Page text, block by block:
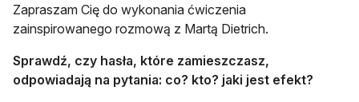
Zapraszam Cię do wykonania ćwiczenia
zainspirowanego rozmową z Martą Dietrich.
Sprawdź, czy hasła, które zamieszczasz,
odpowiadają na pytania: co? kto? jaki jest efekt?